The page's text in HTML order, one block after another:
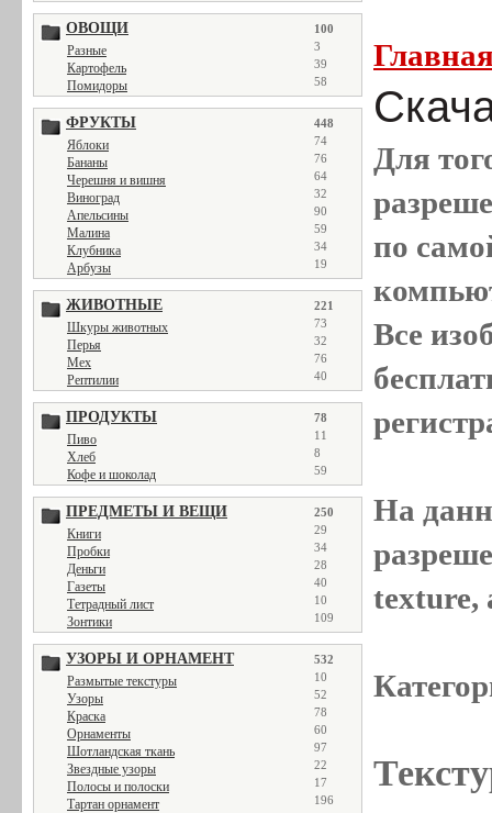
ОВОЩИ 100
Разные 3
Картофель 39
Помидоры 58
ФРУКТЫ 448
Яблоки 74
Бананы 76
Черешня и вишня 64
Виноград 32
Апельсины 90
Малина 59
Клубника 34
Арбузы 19
ЖИВОТНЫЕ 221
Шкуры животных 73
Перья 32
Мех 76
Рептилии 40
ПРОДУКТЫ 78
Пиво 11
Хлеб 8
Кофе и шоколад 59
ПРЕДМЕТЫ И ВЕЩИ 250
Книги 29
Пробки 34
Деньги 28
Газеты 40
Тетрадный лист 10
Зонтики 109
УЗОРЫ И ОРНАМЕНТ 532
Размытые текстуры 10
Узоры 52
Краска 78
Орнаменты 60
Шотландская ткань 97
Звездные узоры 22
Полосы и полоски 17
Тартан орнамент 196
Для
по
Все
На
texture,